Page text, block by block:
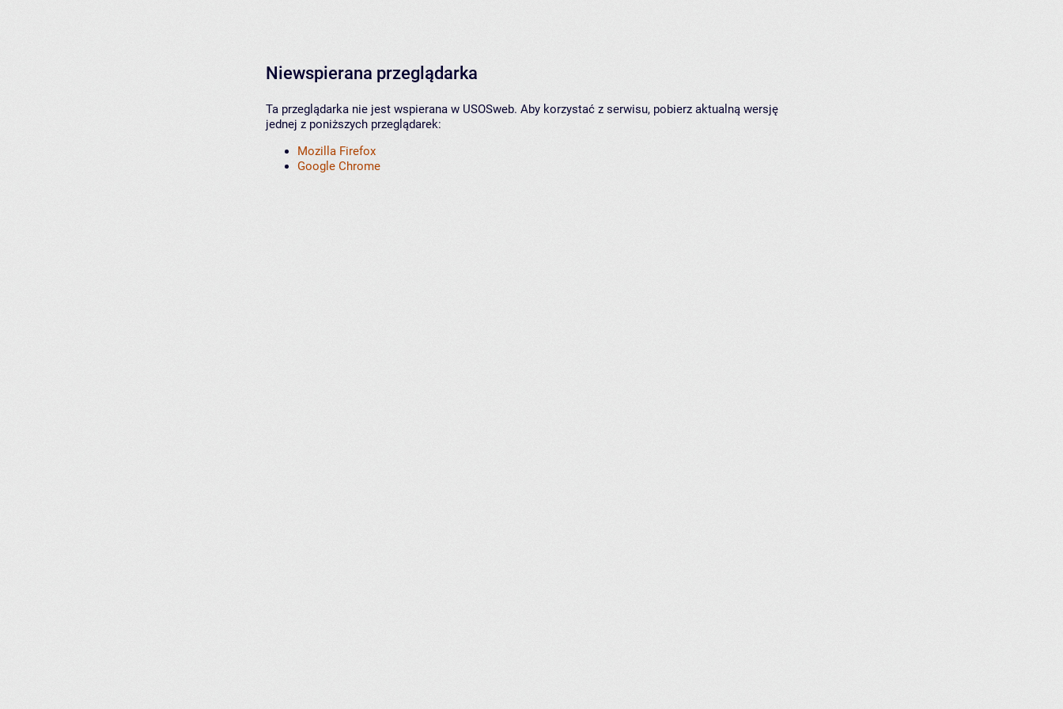
Niewspierana przeglądarka
Ta przeglądarka nie jest wspierana w USOSweb. Aby korzystać z serwisu, pobierz aktualną wersję
jednej z poniższych przeglądarek:
Mozilla Firefox
Google Chrome